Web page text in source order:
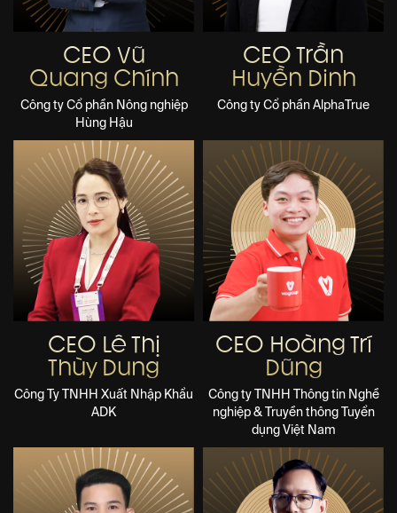
CEO Vũ
Quang Chính
Công ty Cổ phần Nông nghiệp
Hùng Hậu
CEO Trần
Huyền Dinh
Công ty Cổ phần AlphaTrue
CEO Lê Thị
Thùy Dung
Công Ty TNHH Xuất Nhập Khẩu
ADK
CEO Hoàng Trí
Dũng
Công ty TNHH Thông tin Nghề
nghiệp & Truyền thông Tuyển
dụng Việt Nam